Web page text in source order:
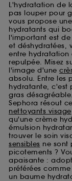
L'hydratation de
pas louper pour
vous propose
hydratants qui
l'important est
et déshydratées,
entre hydratation
repulpée. Misez
l'image d'une
absolu. Entre les
hydratante, c'est
gras
Sephora résout
nettoyants visage
qu'une crème
émulsion
trouver le soin
sensibles ne sont
picotements ?
apaisante :
préférées
un baume